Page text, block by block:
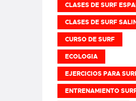
CLASES DE SURF
CLASES DE SURF
CURSO DE SURF
ECOLOGIA
EJERCICIOS PARA
ENTRENAMIENTO